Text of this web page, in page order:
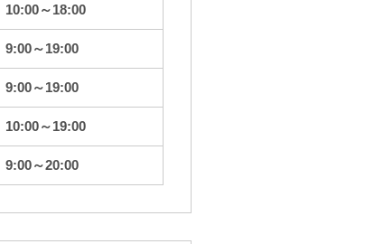
10:00～18:00
9:00～19:00
9:00～19:00
10:00～19:00
9:00～20:00